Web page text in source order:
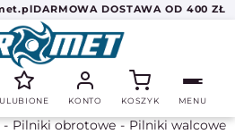
DARMOWA DOSTAWA OD 400 ZŁ
ULUBIONE KONTO KOSZYK MENU
Pilniki obrotowe Pilniki walcowe